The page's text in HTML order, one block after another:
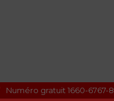
Numéro gratuit 1660-6767-